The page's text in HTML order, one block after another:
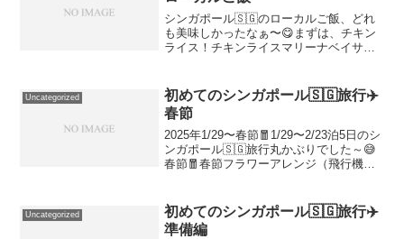
シンガポール🇸🇬のローカルご飯、どれ
も美味しかったなぁ〜😋まずは、チキン
ライス！チキンライスマリーナベイサン
🇸🇬旅行、初ご飯のチキンライス！
8.9＄（980円ぐらい...
Uncategorized
初めてのシンガポール🇸🇬旅行✈️
春節
2025年1/29〜春節🧧1/29〜2/23泊5日のシ
ンガポール🇸🇬旅行丸かぶりでした～😅
春節🧧春節フラワーアレンジ（飛行機を
かく 赤が多い🧧とにかく「ハッピーニュ
ーイ...
Uncategorized
初めてのシンガポール🇸🇬旅行✈️
準備編